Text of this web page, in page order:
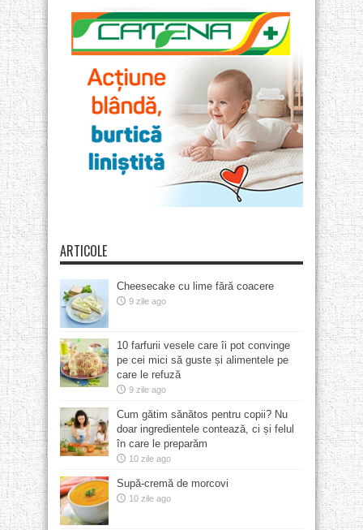
ARTICOLE
Cheesecake cu lime fără coacere
9 zile ago
10 farfurii vesele care îi pot convinge
pe cei mici să guste și alimentele pe
care le refuză
9 zile ago
Cum gătim sănătos pentru copii? Nu
doar ingredientele contează, ci și felul
în care le preparăm
10 zile ago
Supă-cremă de morcovi
10 zile ago